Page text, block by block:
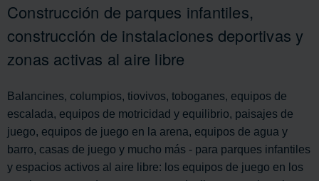
Construcción de parques infantiles,
construcción de instalaciones deportivas y
zonas activas al aire libre
Balancines, columpios, tiovivos, toboganes, equipos de
escalada, equipos de motricidad y equilibrio, paisajes de
juego, equipos de juego en la arena, equipos de agua y
barro, casas de juego y mucho más - para parques infantiles
y espacios activos al aire libre: los equipos de juego en los